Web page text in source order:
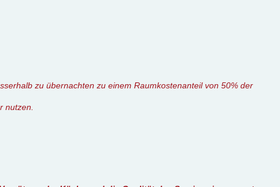
zu übernachten zu einem Raumkostenanteil von 50% der
nutzen.